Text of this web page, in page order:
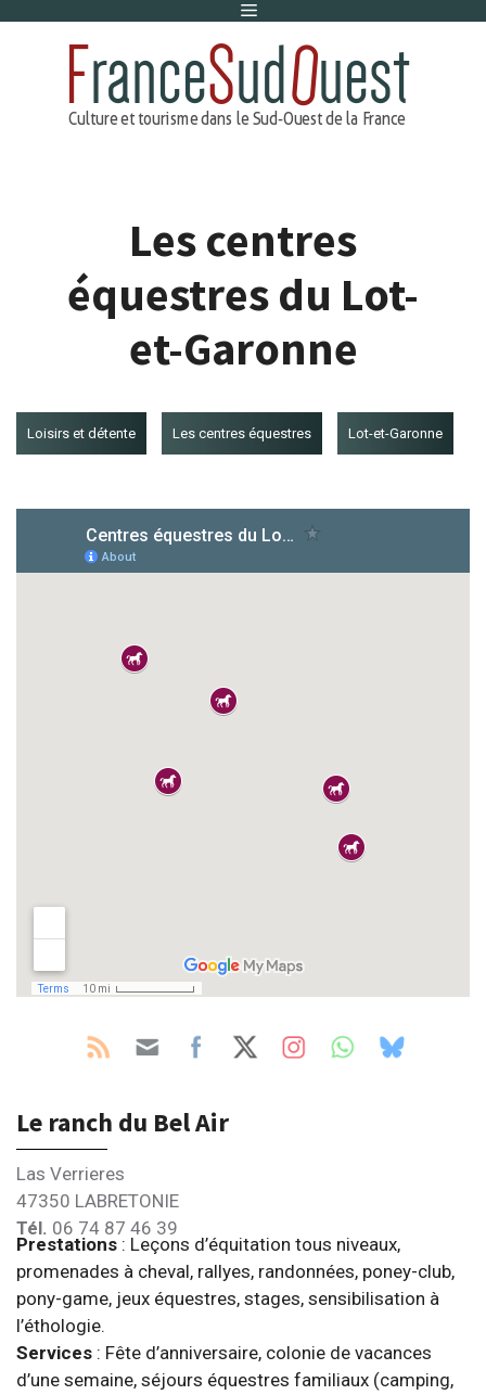
Menu
Les centres
équestres du Lot-
et-Garonne
Loisirs et détente Les centres équestres Lot-et-Garonne
Le ranch du Bel Air
Las Verrieres
47350 LABRETONIE
Tél. 06 74 87 46 39
Prestations : Leçons d’équitation tous niveaux,
promenades à cheval, rallyes, randonnées, poney-club,
pony-game, jeux équestres, stages, sensibilisation à
l’éthologie.
Services : Fête d’anniversaire, colonie de vacances
d’une semaine, séjours équestres familiaux (camping,